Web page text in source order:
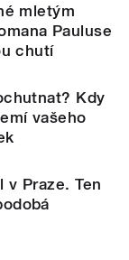
mletým
Pauluse
chutí
Kdy
vašeho
v Praze. Ten